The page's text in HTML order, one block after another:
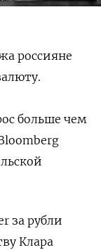
россияне
больше чем
за рубли
Клара